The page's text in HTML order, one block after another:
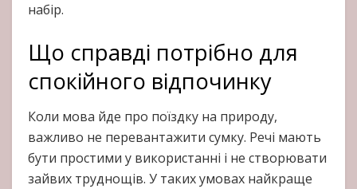
набір.
Що справді потрібно для
спокійного відпочинку
Коли мова йде про поїздку на природу,
важливо не перевантажити сумку. Речі мають
бути простими у використанні і не створювати
зайвих труднощів. У таких умовах найкраще